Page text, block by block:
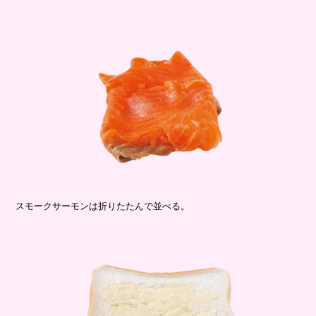
スモークサーモンは折りたたんで並べる。